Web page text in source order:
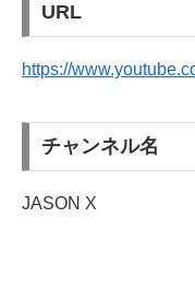
URL
https://
チャンネル名
JASON X